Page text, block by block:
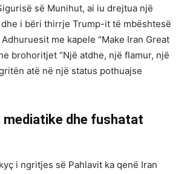
së Munihut, ai iu drejtua një
i bëri thirrje Trump-it të mbështesë
me kapele “Make Iran Great
brohoritjet “Një atdhe, një flamur, një
atë në një status pothuajse
mediatike dhe fushatat
i ngritjes së Pahlavit ka qenë Iran